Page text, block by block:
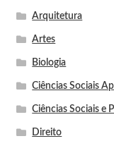
Arquitetura
Artes
Biologia
Ciências Sociais
Ciências Sociais e
Direito